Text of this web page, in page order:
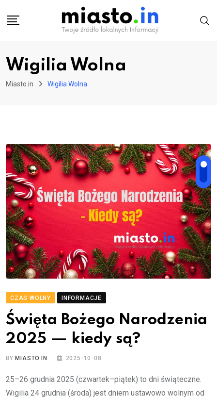
Wigilia Wolna
Miasto.in Wigilia Wolna
CZAS WOLNY INFORMACJE
Święta Bożego Narodzenia
2025 — kiedy są?
BYMIASTO.IN 2025-10-08
25–26 grudnia 2025 (czwartek–piątek) to dni świąteczne.
Wigilia 24 grudnia (środa) jest dniem ustawowo wolnym od